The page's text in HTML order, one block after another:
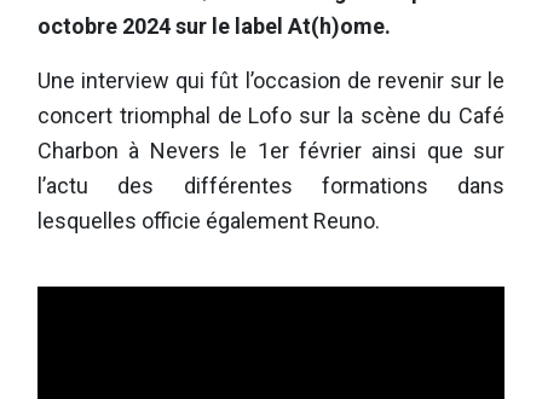
octobre 2024 sur le label At(h)ome.
Une interview qui fût l’occasion de revenir sur le
concert triomphal de Lofo sur la scène du Café
Charbon à Nevers le 1er février ainsi que sur
l’actu des différentes formations dans
lesquelles officie également Reuno.